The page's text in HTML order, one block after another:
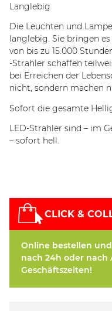
Langlebig
Die Leuchten und
langlebig. Sie bringen
von bis zu 15.000
-Strahler schaffen
bei Erreichen der
nicht, sondern machen
Sofort die gesamte
LED-Strahler sind – im
– sofort hell.
CLICK &
Online bestellen
nach 24h oder nach
Geschäftszeiten!